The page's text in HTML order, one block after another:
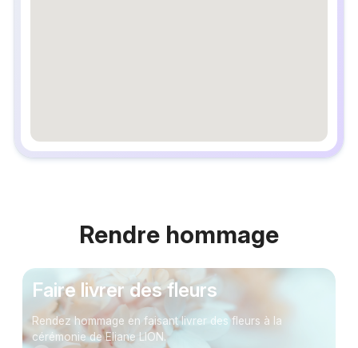
embedgooglemap.net
Rendre hommage
Faire livrer des fleurs
Rendez hommage en faisant livrer des fleurs à la
cérémonie de Eliane LION.